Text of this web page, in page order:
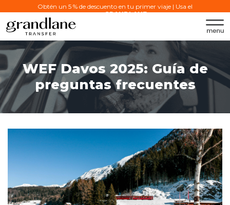
Obtén un 5 % de descuento en tu primer viaje | Usa el
código:GRANDLANE
WEF Davos 2025: Guía de
preguntas frecuentes